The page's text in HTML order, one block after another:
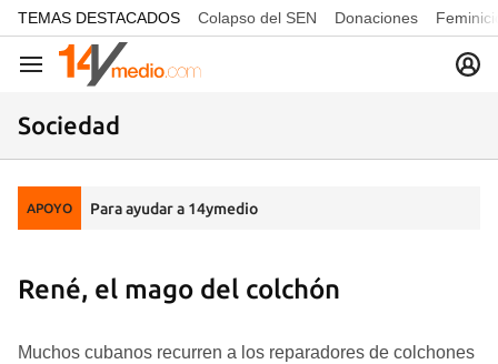
common.go-to-content
TEMAS DESTACADOS Colapso del SEN Donaciones
Navegación
Sociedad
APOYO Para ayudar a 14ymedio
René, el mago del colchón
Muchos cubanos recurren a los reparadores de colchones